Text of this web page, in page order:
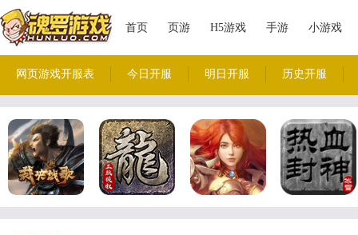
首页 页游 H5游戏 手游 小游戏
网页游戏开服表 今日开服 明日开服 历史开服